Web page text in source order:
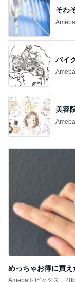
そわ
バイ
美容
めっちゃお得に買
Amebaトピックス 20